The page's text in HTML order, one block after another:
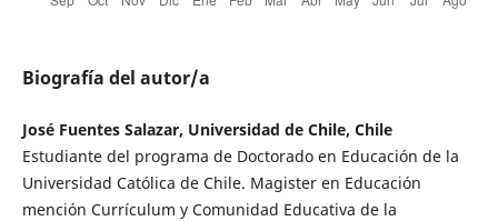
Biografía del autor/a
José Fuentes Salazar, Universidad de Chile, Chile
Estudiante del programa de Doctorado en Educación de la
Universidad Católica de Chile. Magister en Educación
mención Currículum y Comunidad Educativa de la